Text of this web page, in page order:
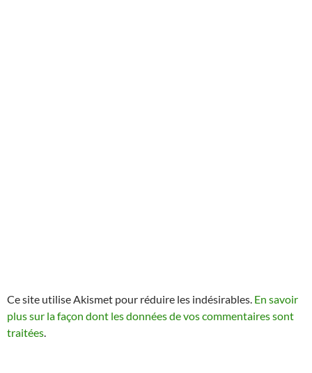
Ce site utilise Akismet pour réduire les indésirables. En savoir
plus sur la façon dont les données de vos commentaires sont
traitées